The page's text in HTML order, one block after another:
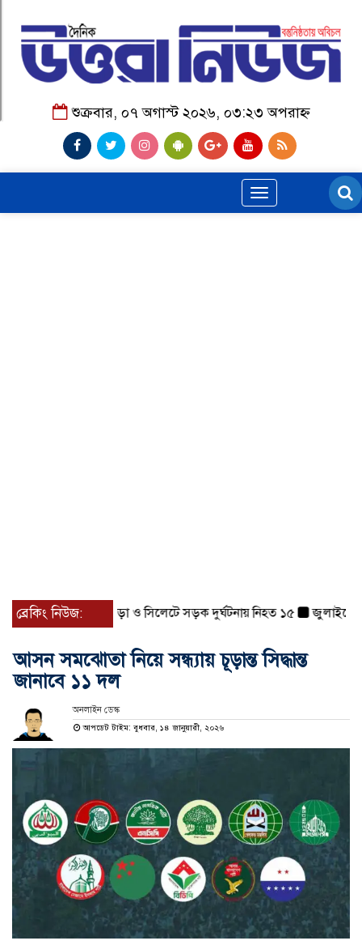
শুক্রবার, ০৭ অগাস্ট ২০২৬, ০৩:২৩ অপরাহ্ন
Toggle
navigation
ব্রেকিং নিউজ:
শঙ্কা বগুড়া ও সিলেটে সড়ক দুর্ঘটনায় নিহত ১৫ জুলাইয়ে
আসন সমঝোতা নিয়ে সন্ধ্যায় চূড়ান্ত সিদ্ধান্ত
জানাবে ১১ দল
অনলাইন ডেস্ক
আপডেট টাইম: বুধবার, ১৪ জানুয়ারী, ২০২৬